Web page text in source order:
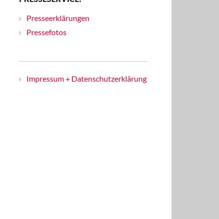
Presseerklärungen
Pressefotos
Impressum + Datenschutzerklärung